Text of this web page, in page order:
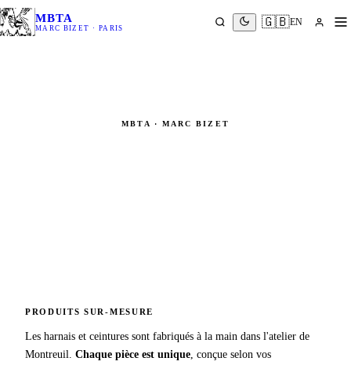
MBTA
MARC BIZET · PARIS 🇬🇧EN
MBTA · MARC BIZET
PRODUITS SUR-MESURE
Les harnais et ceintures sont fabriqués à la main dans l'atelier de
Montreuil. Chaque pièce est unique, conçue selon vos